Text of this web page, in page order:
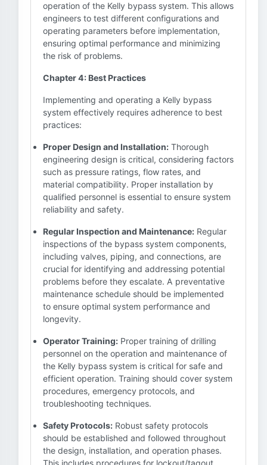
operation of the Kelly bypass system. This allows
engineers to test different configurations and
operating parameters before implementation,
ensuring optimal performance and minimizing
the risk of problems.
Chapter 4: Best Practices
Implementing and operating a Kelly bypass
system effectively requires adherence to best
practices:
Proper Design and Installation: Thorough
engineering design is critical, considering factors
such as pressure ratings, flow rates, and
material compatibility. Proper installation by
qualified personnel is essential to ensure system
reliability and safety.
Regular Inspection and Maintenance: Regular
inspections of the bypass system components,
including valves, piping, and connections, are
crucial for identifying and addressing potential
problems before they escalate. A preventative
maintenance schedule should be implemented
to ensure optimal system performance and
longevity.
Operator Training: Proper training of drilling
personnel on the operation and maintenance of
the Kelly bypass system is critical for safe and
efficient operation. Training should cover system
procedures, emergency protocols, and
troubleshooting techniques.
Safety Protocols: Robust safety protocols
should be established and followed throughout
the design, installation, and operation phases.
This includes procedures for lockout/tagout,